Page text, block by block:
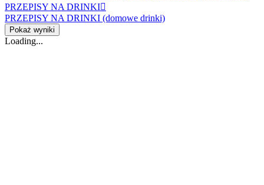
PRZEPISY NA DRINKI
PRZEPISY NA DRINKI (domowe drinki)
Pokaż wyniki
Loading...